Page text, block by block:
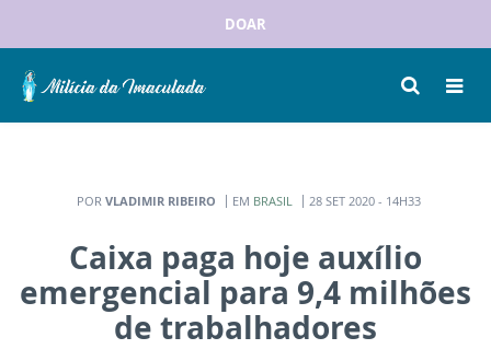
DOAR
POR VLADIMIR RIBEIRO EM BRASIL 28 SET 2020 - 14H33
Caixa paga hoje auxílio
emergencial para 9,4 milhões
de trabalhadores